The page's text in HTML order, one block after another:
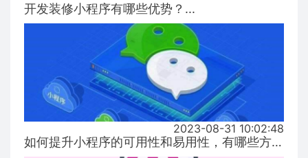
开发装修小程序有哪些优势？...
2023-08-31 10:02:48
如何提升小程序的可用性和易用性，有哪些方式！...